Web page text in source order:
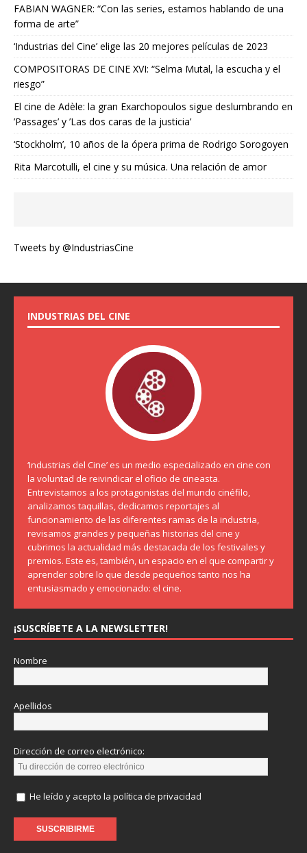
FABIAN WAGNER: “Con las series, estamos hablando de una
forma de arte”
‘Industrias del Cine’ elige las 20 mejores películas de 2023
COMPOSITORAS DE CINE XVI: “Selma Mutal, la escucha y el
riesgo”
El cine de Adèle: la gran Exarchopoulos sigue deslumbrando en
’Passages’ y ’Las dos caras de la justicia’
‘Stockholm’, 10 años de la ópera prima de Rodrigo Sorogoyen
Rita Marcotulli, el cine y su música. Una relación de amor
Tweets by @IndustriasCine
INDUSTRIAS DEL CINE
‘Industrias del Cine’ es un medio especializado en cine con
la voluntad de reivindicar el oficio de cineasta.
Entrevistamos a los protagonistas del mundo cinéfilo,
analizamos taquillas, dedicamos reportajes al
funcionamiento de las diferentes ramas de la industria,
revisamos grandes y pequeñas historias del cine y
cubrimos la actualidad más destacada de los festivales y
premios. Este es, también, un espacio en el que compartir y
aprender sobre lo que desde pequeños tanto nos ha
entusiasmado y emocionado: el cine.
¡SUSCRÍBETE A LA NEWSLETTER!
Nombre
Apellidos
Dirección de correo electrónico:
He leído y acepto la política de privacidad